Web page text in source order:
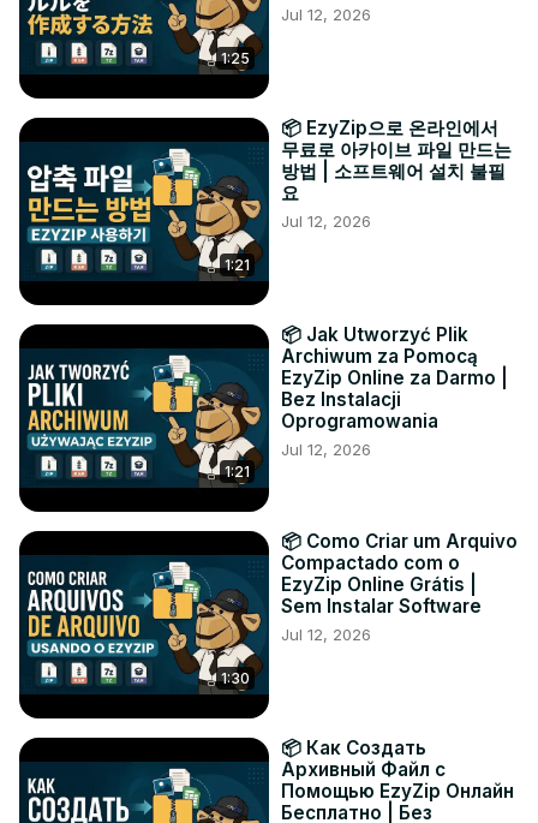
1:25
Jul 12, 2026
1:21
📦 EzyZip으로 온라인에서
무료로 아카이브 파일 만드는
방법 | 소프트웨어 설치 불필
요
Jul 12, 2026
1:21
📦 Jak Utworzyć Plik
Archiwum za Pomocą
EzyZip Online za Darmo |
Bez Instalacji
Oprogramowania
Jul 12, 2026
1:30
📦 Como Criar um Arquivo
Compactado com o
EzyZip Online Grátis |
Sem Instalar Software
Jul 12, 2026
📦 Как Создать
Архивный Файл с
Помощью EzyZip Онлайн
Бесплатно | Без